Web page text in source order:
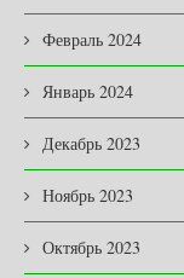
Февраль 2024
Январь 2024
Декабрь 2023
Ноябрь 2023
Октябрь 2023